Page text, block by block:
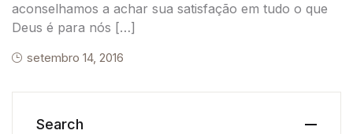
aconselhamos a achar sua satisfação em tudo o que
Deus é para nós […]
setembro 14, 2016
Search